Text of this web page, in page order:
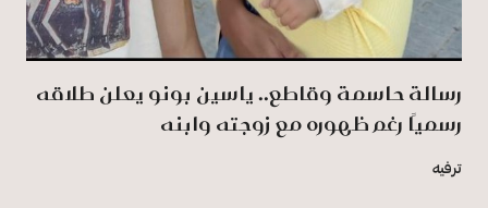
رسالة حاسمة وقاطع.. ياسين بونو يعلن طلاقه
رسميًا رغم ظهوره مع زوجته وابنه
ترفيه